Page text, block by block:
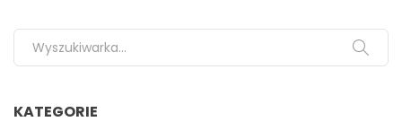
Search for:
KATEGORIE